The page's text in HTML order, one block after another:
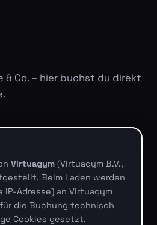
& Co. – hier buchst du direkt
Virtuagym (Virtuagym B.V.,
Beim Laden werden
IP-Adresse) an Virtuagym
die Buchung technisch
Cookies gesetzt.